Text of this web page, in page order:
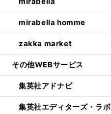
mirabella homme
zakka market
その他WEBサービス
集英社アドナビ
集英社エディターズ・ラボ